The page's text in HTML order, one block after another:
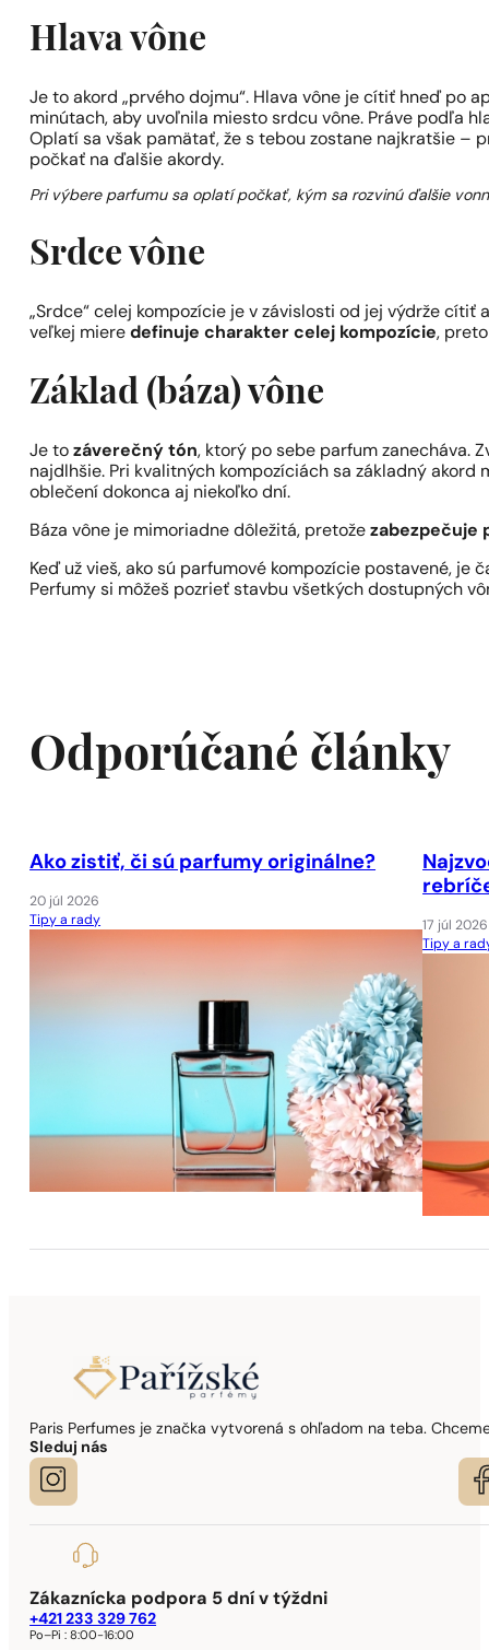
Hlava vône
Je to akord „prvého dojmu“. Hlava vône je cítiť hneď po
minútach, aby uvoľnila miesto srdcu vône. Práve podľa
Oplatí sa však pamätať, že s tebou zostane najkratšie –
počkať na ďalšie akordy.
Pri výbere parfumu sa oplatí počkať, kým sa rozvinú ďalšie
Srdce vône
„Srdce“ celej kompozície je v závislosti od jej výdrže cítiť
veľkej mieredefinuje charakter celej kompozície,
Základ (báza) vône
Je tozáverečný tón, ktorý po sebe parfum zanecháva.
najdlhšie. Pri kvalitných kompozíciách sa základný akord
oblečení dokonca aj niekoľko dní.
Báza vône je mimoriadne dôležitá, pretožezabezpečuje
Keď už vieš, ako sú parfumové kompozície postavené, je
Perfumy si môžeš pozrieť stavbu všetkých dostupných
Odporúčané články
Ako zistiť, či sú parfumy originálne?
20 júl 2026
Tipy a rady
17 júl 2026
Tipy a
Paris Perfumes je značka vytvorená s ohľadom na teba.
Sleduj nás
Zákaznícka podpora 5 dní v týždni
+421 233 329 762
Po–Pi :8:00-16:00